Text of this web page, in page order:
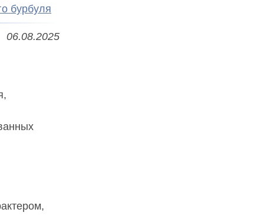
бурбуля
06.08.2025